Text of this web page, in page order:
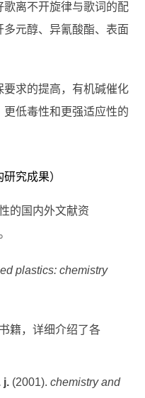
离不开旋律与歌词的配
元醇、异氰酸酯、表面
求的提高，有机碱催化
低毒性和更强适应性的
究成果）
的国内外文献资
plastics: chemistry
籍，详细介绍了各
j.(2001). chemistry and